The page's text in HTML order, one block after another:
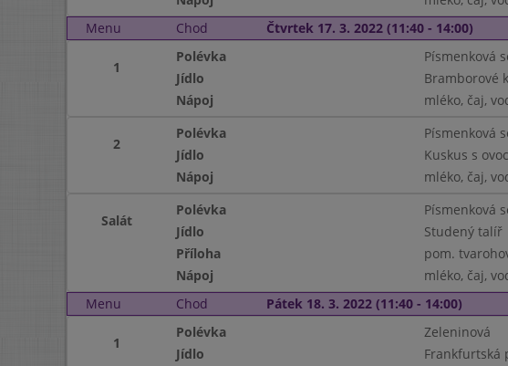
Menu
Chod Čtvrtek 17. 3. 2022 (11:40 - 14:00)
1
Polévka Písmenková
Jídlo
Bramborové
Nápoj
mléko, čaj,
2
Polévka Písmenková
Jídlo
Kuskus s
Nápoj
mléko, čaj,
Salát
Polévka Písmenková
Jídlo
Studený talíř
Příloha
pom.
Nápoj
mléko, čaj,
Menu
Chod Pátek 18. 3. 2022 (11:40 - 14:00)
1
Polévka Zeleninová
Jídlo
Frankfurtská